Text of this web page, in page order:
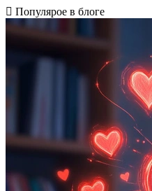
Популярое в блоге